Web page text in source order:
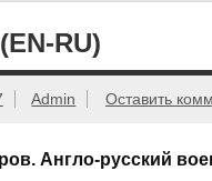
RU)
Admin Оставить
Англо-русский